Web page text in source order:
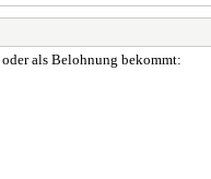
oder als Belohnung bekommt: